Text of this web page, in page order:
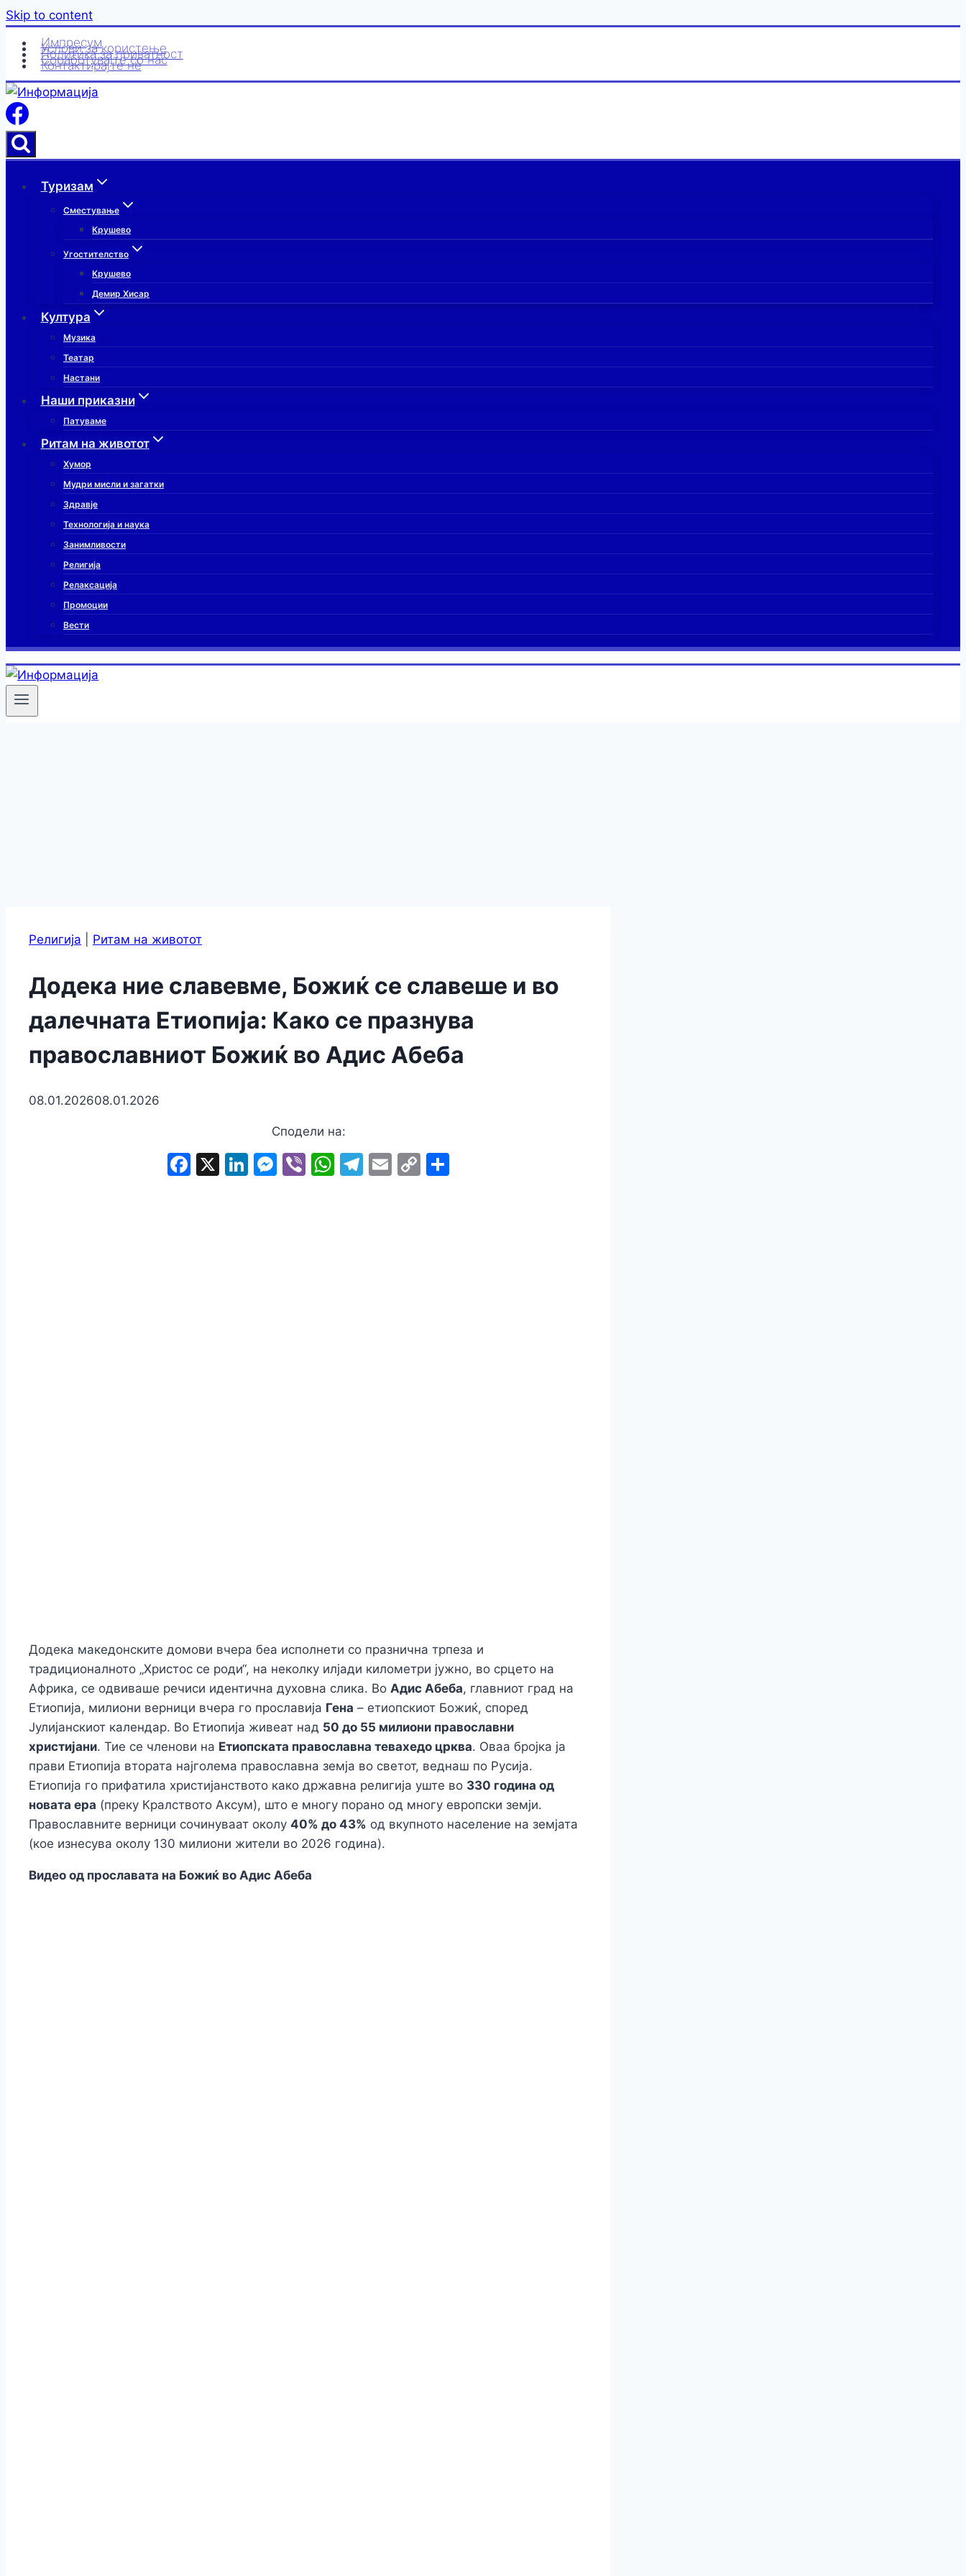
Skip to content
Импресум
Услови за користење
Политика за приватност
Соработувајте со нас
Контактирајте нè
Туризам
Сместување
Крушево
Угостителство
Крушево
Демир Хисар
Култура
Музика
Театар
Настани
Наши приказни
Патуваме
Ритам на животот
Хумор
Мудри мисли и загатки
Здравје
Технологија и наука
Занимливости
Религија
Релаксација
Промоции
Вести
Религија Ритам на животот
Додека ние славевме, Божиќ се славеше и во
далечната Етиопија: Како се празнува
православниот Божиќ во Адис Абеба
08.01.202608.01.2026
Сподели на:
Facebook
X LinkedIn
Messenger
ViberWhatsApp
Telegram
Email
Copy
Додека македонските домови вчера беа исполнети со празнична трпеза и
традиционалното „Христос се роди“, на неколку илјади километри јужно, во срцето на
Африка, се одвиваше речиси идентична духовна слика. Во Адис Абеба, главниот град на
Етиопија, милиони верници вчера го прославија Гена – етиопскиот Божиќ, според
Јулијанскиот календар. Во Етиопија живеат над 50 до 55 милиони православни
христијани. Тие се членови на Етиопската православна тевахедо црква. Оваа бројка ја
прави Етиопија втората најголема православна земја во светот, веднаш по Русија.
Етиопија го прифатила христијанството како државна религија уште во 330 година од
новата ера (преку Кралството Аксум), што е многу порано од многу европски земји.
Православните верници сочинуваат околу 40% до 43% од вкупното население на земјата
(кое изнесува околу 130 милиони жители во 2026 година).
Видео од прославата на Божиќ во Адис Абеба